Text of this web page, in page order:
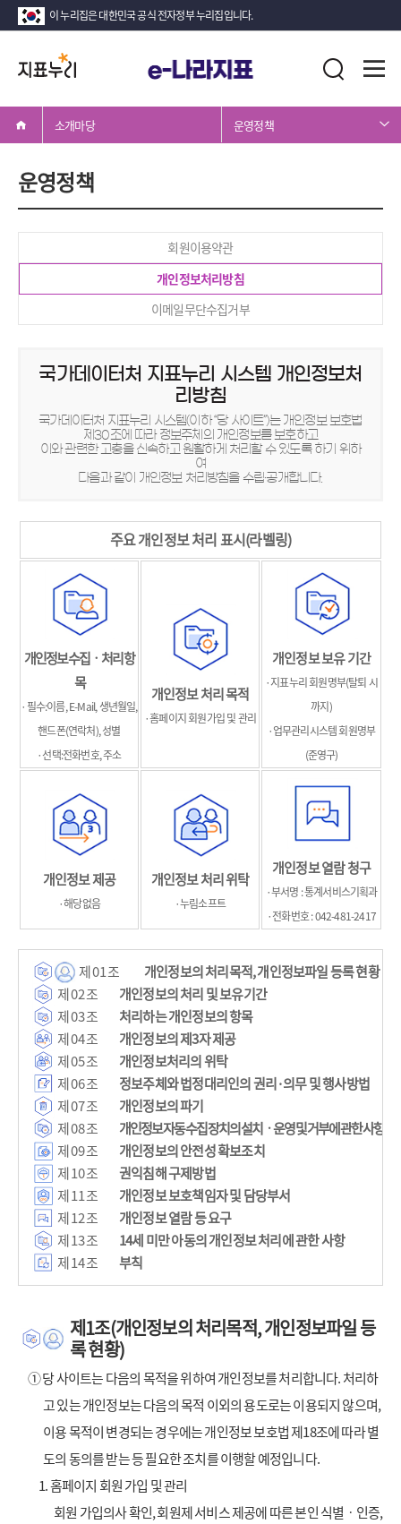
이 누리집은 대한민국 공식 전자정부 누리집입니다.
지
표
누
리
통
검
기
소개마당 운영정책
운영정책
회원이용약관
개인정보처리방침
이메일무단수집거부
국가데이터처 지표누리 시스템 개인정보처
리방침
국가데이터처 지표누리 시스템(이하 “당 사이트”)는 개인정보 보호법
제30조에 따라 정보주체의 개인정보를 보호하고
이와 관련한 고충을 신속하고 원활하게 처리할 수 있도록 하기 위하
여
다음과 같이 개인정보 처리방침을 수립·공개합니다.
주요 개인정보 처리 표시(라벨링)
개인정보 수집‧처리 항
목
·필수:이름, E-Mail, 생년월일,
핸드폰(연락처), 성별
·선택:전화번호, 주소
개인정보 처리 목적
·홈페이지 회원가입 및 관리
개인정보 보유 기간
·지표누리 회원명부(탈퇴 시
까지)
·업무관리시스템 회원명부
(준영구)
개인정보 제공
·해당없음
개인정보 처리 위탁
·누림소프트
개인정보 열람 청구
·부서명 : 통계서비스기획과
·전화번호 : 042-481-2417
제 01 조
제 02 조
제 03 조
제 04 조
제 05 조
제 06 조
제 07 조
개인정보의 처리목적, 개인정보파일 등록 현황
개인정보의 처리 및 보유기간
처리하는 개인정보의 항목
개인정보의 제3자 제공
개인정보처리의 위탁
정보주체와 법정대리인의 권리·의무 및 행사방법
개인정보의 파기
제 08 조
제 09 조
제 10 조
제 11 조
제 12 조
제 13 조
제 14 조
개인정보 자동 수집 장치의 설치ㆍ운영 및 거부에 관한 사항
개인정보의 안전성 확보조치
권익침해 구제방법
개인정보 보호책임자 및 담당부서
개인정보 열람 등 요구
14세 미만 아동의 개인정보 처리에 관한 사항
부칙
제1조(개인정보의 처리목적, 개인정보파일 등
록 현황)
① 당 사이트는 다음의 목적을 위하여 개인정보를 처리합니다. 처리하
고 있는 개인정보는 다음의 목적 이외의 용도로는 이용되지 않으며,
이용 목적이 변경되는 경우에는 개인정보 보호법 제18조에 따라 별
도의 동의를 받는 등 필요한 조치를 이행할 예정입니다.
1. 홈페이지 회원 가입 및 관리
회원 가입의사 확인, 회원제 서비스 제공에 따른 본인 식별ㆍ인증,